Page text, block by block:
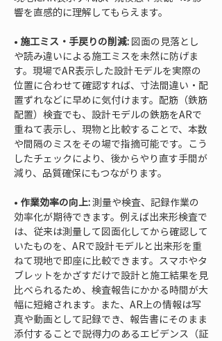
• 施工ミス・手戻りの削減: 図面の見落とし
や読み違いによる施工ミスを未然に防げま
す。現場でAR表示した設計モデルを実際の
位置に合わせて確認すれば、寸法間違い・配
置ずれなどに早めに気付けます。配筋（鉄筋
配置）検査でも、設計モデルの鉄筋をARで
重ねて表示し、現物と比較することで、本数
や間隔のミスをその場で指摘可能です。こう
したチェックにより、後からやり直す手間が
• 作業効率の向上: 測量や検査、記録作業の
効率化が期待できます。例えば出来形検査で
は、従来は測量して図面化してから確認して
いたものを、ARで設計モデルと出来形を重
ねて現地で即座に比較できます。スマホやタ
ブレットをかざすだけで設計と施工結果を見
比べられるため、検査報告にかかる時間が大
幅に短縮されます。また、AR上の情報は写
真や動画として記録でき、報告書にそのまま
添付することで説得力のあるエビデンス（証